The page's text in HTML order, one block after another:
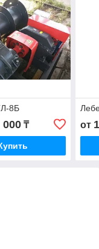
8Б
000₸ от